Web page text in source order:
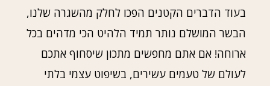
בעוד הדברים הקטנים הפכו לחלק מהשגרה שלנו,
הבשר המושלם נותר תמיד הלהיט הכי מדהים בכל
ארוחה! אם אתם מחפשים מתכון שיסחוף אתכם
לעולם של טעמים עשירים, בשיפוט עצמי בלתי